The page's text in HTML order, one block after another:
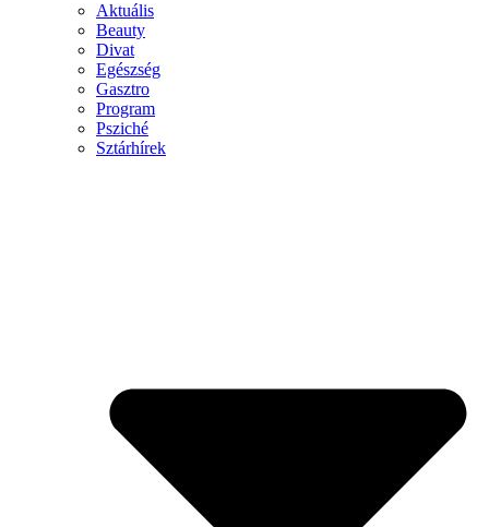
Aktuális
Beauty
Divat
Egészség
Gasztro
Program
Psziché
Sztárhírek